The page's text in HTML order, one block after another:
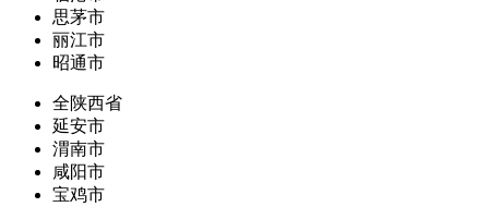
思茅市
丽江市
昭通市
全陕西省
延安市
渭南市
咸阳市
宝鸡市